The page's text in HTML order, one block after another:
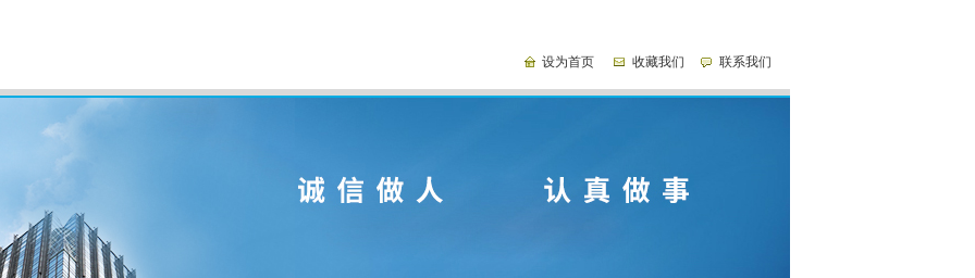
设为首页 收藏我们 联系我们